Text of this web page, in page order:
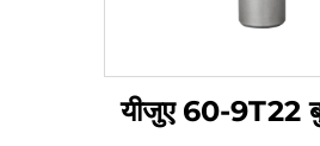
यीजुए 60-9T22